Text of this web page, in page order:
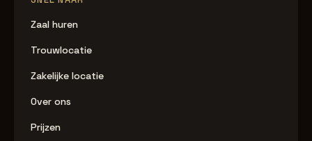
Zaal huren
Trouwlocatie
Zakelijke locatie
Over ons
Prijzen